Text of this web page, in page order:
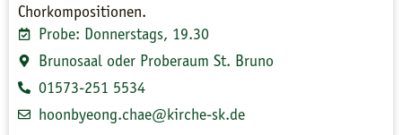
Chorkompositionen.
Probe: Donnerstags, 19.30
Brunosaal oder Proberaum St. Bruno
01573-251 5534
hoonbyeong.chae@kirche-sk.de